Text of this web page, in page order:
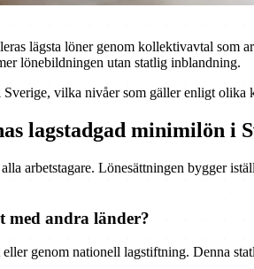
lägsta löner genom kollektivavtal som
lönebildningen utan statlig inblandning.
vilka nivåer som gäller enligt
lagstadgad minimilön i
arbetstagare. Lönesättningen bygger
med andra länder?
genom nationell lagstiftning. Denna